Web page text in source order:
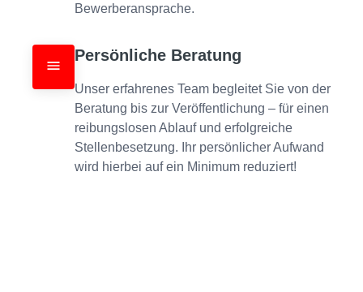
Bewerberansprache.
Persönliche Beratung
Unser erfahrenes Team begleitet Sie von der
Beratung bis zur Veröffentlichung – für einen
reibungslosen Ablauf und erfolgreiche
Stellenbesetzung. Ihr persönlicher Aufwand
wird hierbei auf ein Minimum reduziert!